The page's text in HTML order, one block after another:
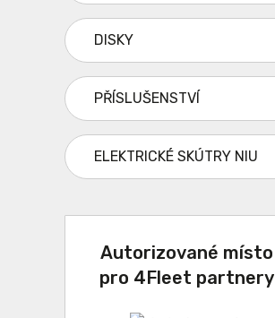
DISKY
PŘÍSLUŠENSTVÍ
ELEKTRICKÉ SKÚTRY NIU
Autorizované místo
pro 4Fleet partnery